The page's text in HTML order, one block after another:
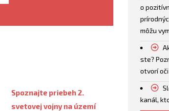
Spoznajte priebeh 2.
svetovej vojny na území
o
môžu
ste?
otvorí oči
kanál,